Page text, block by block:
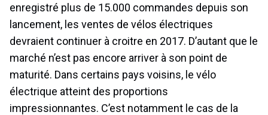
enregistré plus de 15.000 commandes depuis son
lancement, les ventes de vélos électriques
devraient continuer à croitre en 2017. D’autant que le
marché n’est pas encore arriver à son point de
maturité. Dans certains pays voisins, le vélo
électrique atteint des proportions
impressionnantes. C’est notamment le cas de la